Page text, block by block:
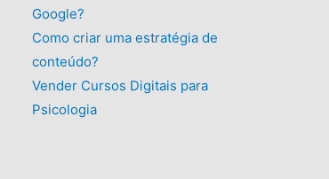
Google?
Como criar uma estratégia de
conteúdo?
Vender Cursos Digitais para
Psicologia